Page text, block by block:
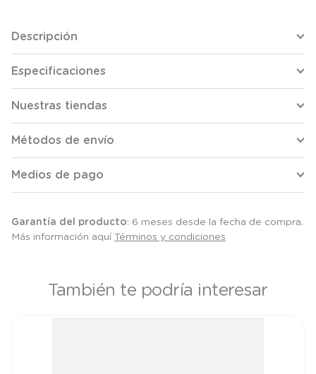
Descripción
Especificaciones
Nuestras tiendas
Métodos de envío
Medios de pago
Garantía del producto: 6 meses desde la fecha de compra.
Más información aquí Términos y condiciones
También te podría interesar